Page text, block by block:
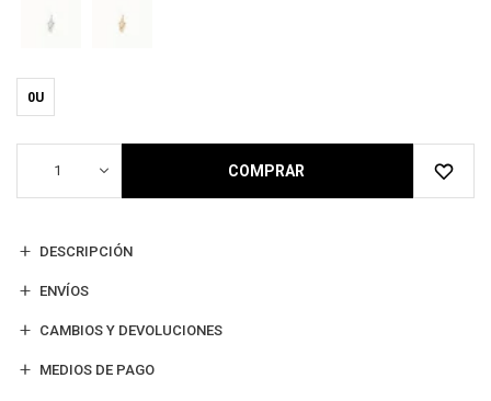
0U
1 COMPRAR
DESCRIPCIÓN
ENVÍOS
CAMBIOS Y DEVOLUCIONES
MEDIOS DE PAGO